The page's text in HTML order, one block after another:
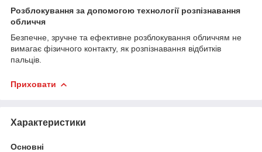
Розблокування за допомогою технології розпізнавання
обличчя
Безпечне, зручне та ефективне розблокування обличчям не
вимагає фізичного контакту, як розпізнавання відбитків
пальців.
Приховати
Характеристики
Основні